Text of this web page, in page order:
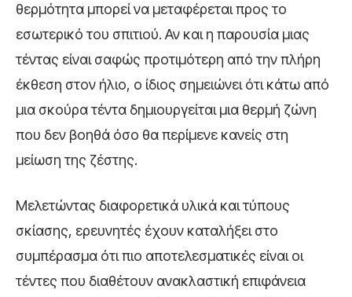
θερμότητα μπορεί να μεταφέρεται προς το
εσωτερικό του σπιτιού. Αν και η παρουσία μιας
τέντας είναι σαφώς προτιμότερη από την πλήρη
έκθεση στον ήλιο, ο ίδιος σημειώνει ότι κάτω από
μια σκούρα τέντα δημιουργείται μια θερμή ζώνη
που δεν βοηθά όσο θα περίμενε κανείς στη
μείωση της ζέστης.
Μελετώντας διαφορετικά υλικά και τύπους
σκίασης, ερευνητές έχουν καταλήξει στο
συμπέρασμα ότι πιο αποτελεσματικές είναι οι
τέντες που διαθέτουν ανακλαστική επιφάνεια